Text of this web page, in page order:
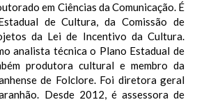
em Ciências da Comunicação. É
de Cultura, da Comissão de
da Lei de Incentivo da Cultura.
analista técnica o Plano Estadual de
produtora cultural e membro da
de Folclore. Foi diretora geral
Desde 2012, é assessora de